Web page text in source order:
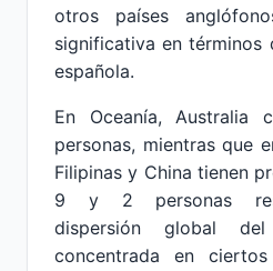
otros países
significativa en términos
española.
En Oceanía, Australia
personas, mientras que
Filipinas y China tienen
9 y 2 personas
dispersión global
concentrada en